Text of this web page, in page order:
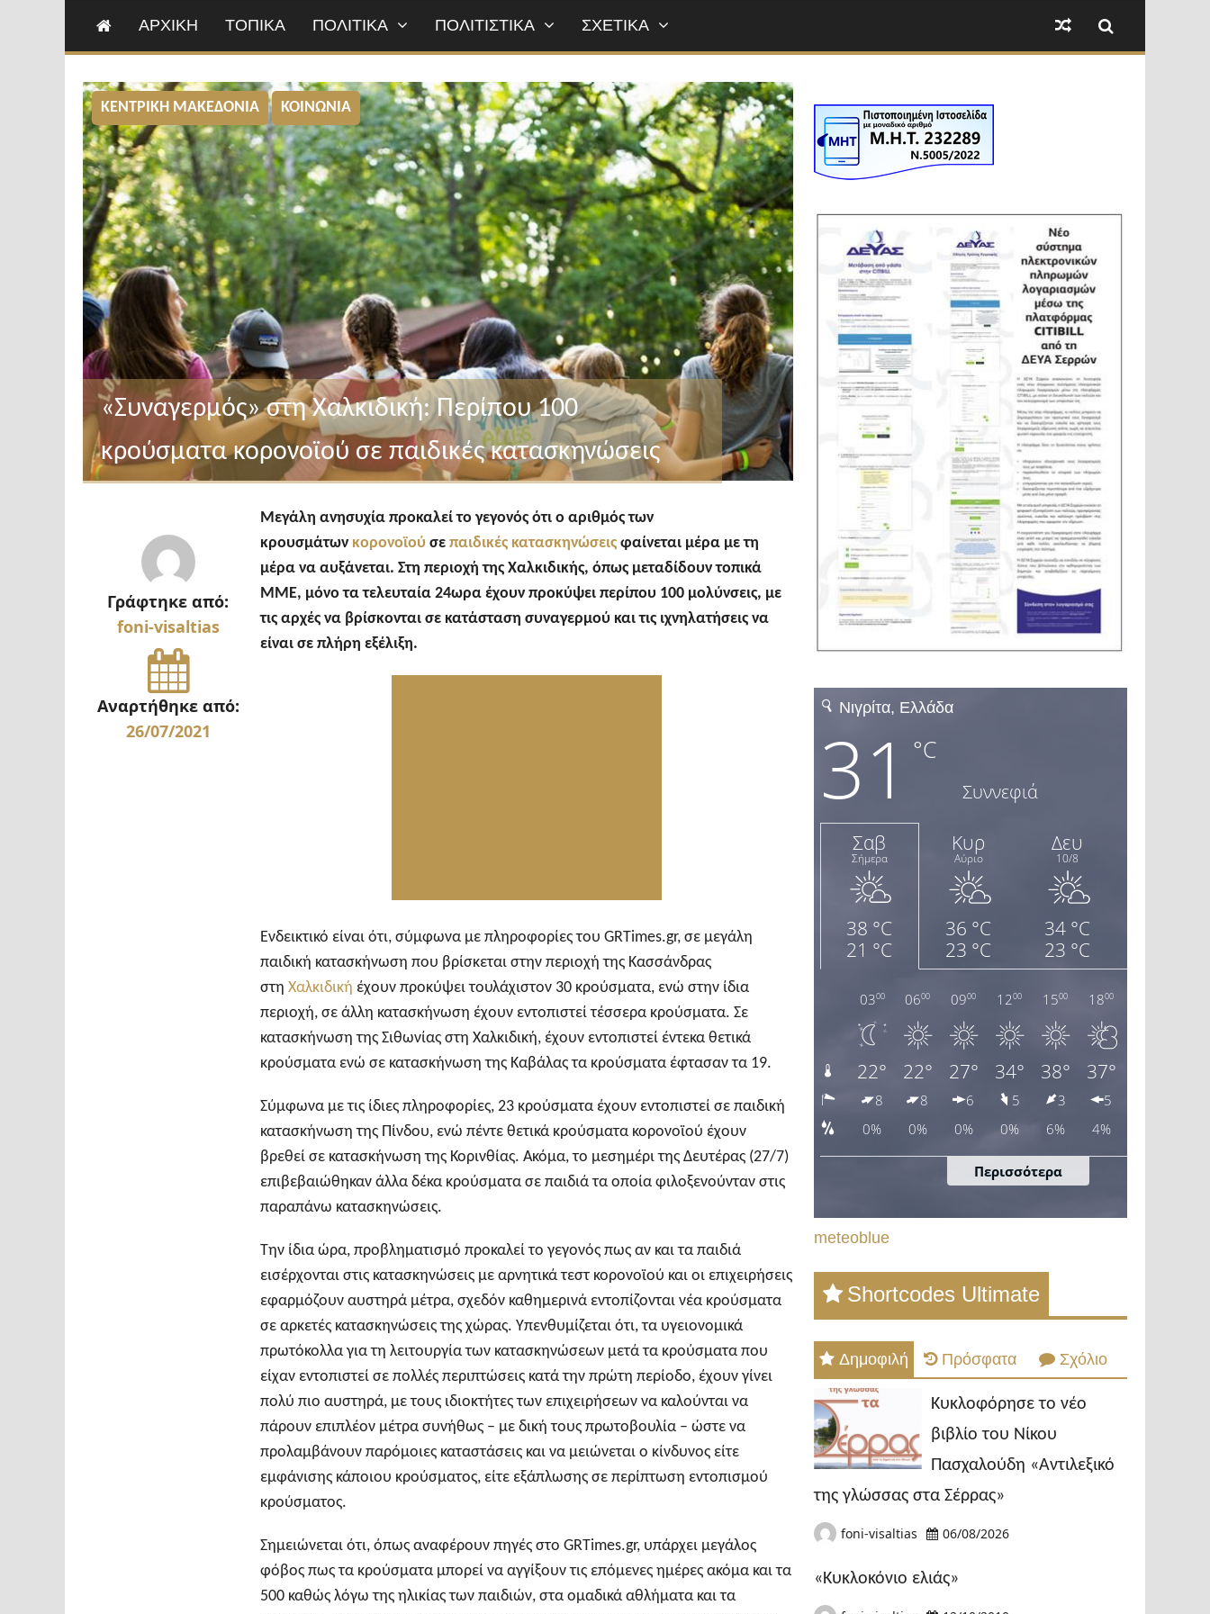
ΑΡΧΙΚΗ ΤΟΠΙΚΑ ΠΟΛΙΤΙΚΑ ΠΟΛΙΤΙΣΤΙΚΑ ΣΧΕΤΙΚΑ
ΚΕΝΤΡΙΚΗ ΜΑΚΕΔΟΝΙΑ ΚΟΙΝΩΝΙΑ
«Συναγερμός» στη Χαλκιδική: Περίπου 100
κρούσματα κορονοϊού σε παιδικές κατασκηνώσεις
Γράφτηκε από:
foni-visaltias
Αναρτήθηκε από:
26/07/2021
Μεγάλη ανησυχία προκαλεί το γεγονός ότι ο αριθμός των
κρουσμάτων κορονοϊού σεπαιδικές κατασκηνώσεις φαίνεται μέρα με τη
μέρα να αυξάνεται. Στη περιοχή της Χαλκιδικής, όπως μεταδίδουν τοπικά
ΜΜΕ, μόνο τα τελευταία 24ωρα έχουν προκύψει περίπου 100 μολύνσεις, με
τις αρχές να βρίσκονται σε κατάσταση συναγερμού και τις ιχνηλατήσεις να
είναι σε πλήρη εξέλιξη.
Ενδεικτικό είναι ότι, σύμφωνα με πληροφορίες του GRTimes.gr, σε μεγάλη
παιδική κατασκήνωση που βρίσκεται στην περιοχή της Κασσάνδρας
στηΧαλκιδική έχουν προκύψει τουλάχιστον 30 κρούσματα, ενώ στην ίδια
περιοχή, σε άλλη κατασκήνωση έχουν εντοπιστεί τέσσερα κρούσματα. Σε
κατασκήνωση της Σιθωνίας στη Χαλκιδική, έχουν εντοπιστεί έντεκα θετικά
κρούσματα ενώ σε κατασκήνωση της Καβάλας τα κρούσματα έφτασαν τα 19.
Σύμφωνα με τις ίδιες πληροφορίες, 23 κρούσματα έχουν εντοπιστεί σε παιδική
κατασκήνωση της Πίνδου, ενώ πέντε θετικά κρούσματα κορονοϊού έχουν
βρεθεί σε κατασκήνωση της Κορινθίας. Ακόμα, το μεσημέρι της Δευτέρας (27/7)
επιβεβαιώθηκαν άλλα δέκα κρούσματα σε παιδιά τα οποία φιλοξενούνταν στις
παραπάνω κατασκηνώσεις.
Την ίδια ώρα, προβληματισμό προκαλεί το γεγονός πως αν και τα παιδιά
εισέρχονται στις κατασκηνώσεις με αρνητικά τεστ κορονοϊού και οι επιχειρήσεις
εφαρμόζουν αυστηρά μέτρα, σχεδόν καθημερινά εντοπίζονται νέα κρούσματα
σε αρκετές κατασκηνώσεις της χώρας. Υπενθυμίζεται ότι, τα υγειονομικά
πρωτόκολλα για τη λειτουργία των κατασκηνώσεων μετά τα κρούσματα που
είχαν εντοπιστεί σε πολλές περιπτώσεις κατά την πρώτη περίοδο, έχουν γίνει
πολύ πιο αυστηρά, με τους ιδιοκτήτες των επιχειρήσεων να καλούνται να
πάρουν επιπλέον μέτρα συνήθως – με δική τους πρωτοβουλία – ώστε να
προλαμβάνουν παρόμοιες καταστάσεις και να μειώνεται ο κίνδυνος είτε
εμφάνισης κάποιου κρούσματος, είτε εξάπλωσης σε περίπτωση εντοπισμού
κρούσματος.
Σημειώνεται ότι, όπως αναφέρουν πηγές στο GRTimes.gr, υπάρχει μεγάλος
φόβος πως τα κρούσματα μπορεί να αγγίξουν τις επόμενες ημέρες ακόμα και τα
500 καθώς λόγω της ηλικίας των παιδιών, στα ομαδικά αθλήματα και τα
meteoblue
Shortcodes Ultimate
Δημοφιλή Πρόσφατα Σχόλιο
Κυκλοφόρησε το νέο
βιβλίο του Νίκου
Πασχαλούδη «Αντιλεξικό
της γλώσσας στα Σέρρας»
foni-visaltias 06/08/2026
«Κυκλοκόνιο ελιάς»